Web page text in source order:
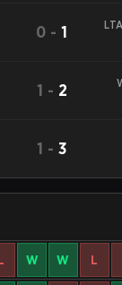
0 -1
1 - 2
1 - 3
W W L